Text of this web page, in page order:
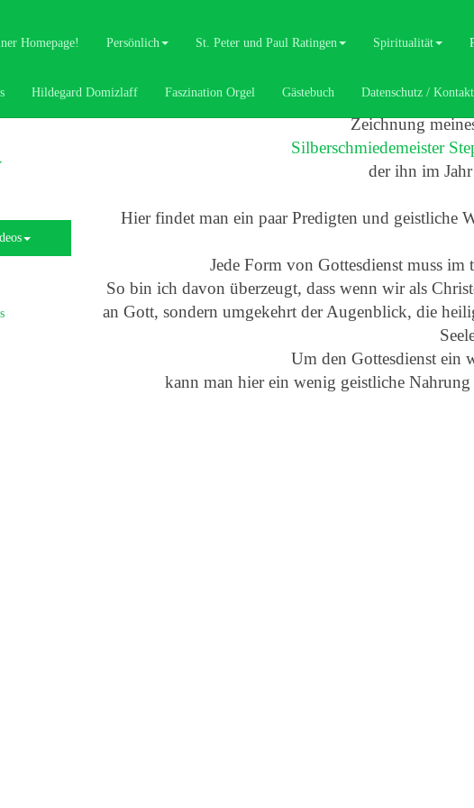
Homepage! Persönlich St. Peter und Paul Ratingen Spiritualität
Hildegard Domizlaff Faszination Orgel Gästebuch Datenschutz / Kontakt
Predigt / geistliches Wort
Zeichnung
Silberschmiedemeister
der ihn im
Hier findet man ein paar Predigten und geistliche
Jede Form von Gottesdienst muss im
So bin ich davon überzeugt, dass wenn wir als
an Gott, sondern umgekehrt der Augenblick, die
Um den Gottesdienst ein
kann man hier ein wenig geistliche